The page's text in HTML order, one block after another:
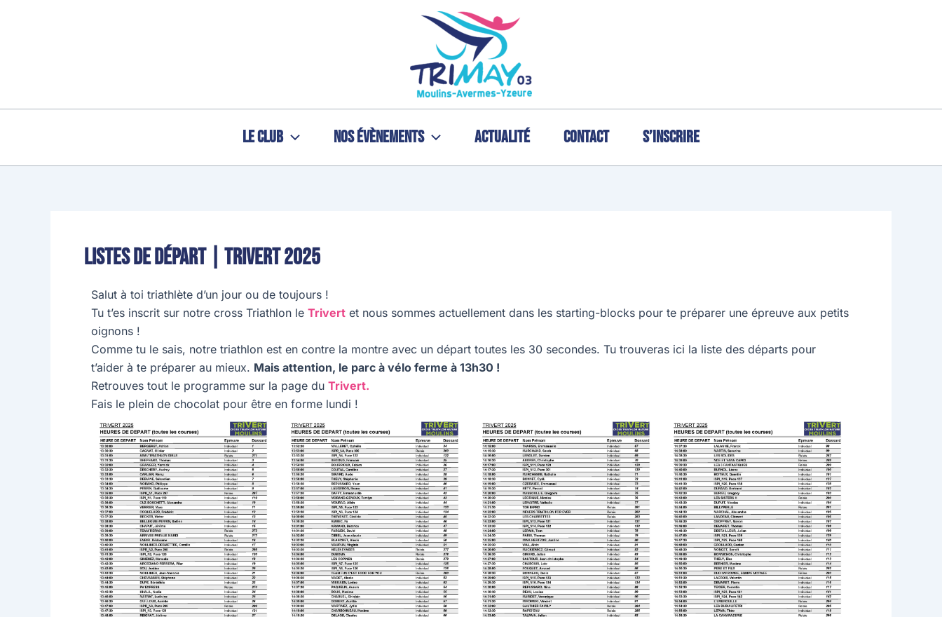
Le Club Nos évènements Actualité Contact S’inscrire
Listes de départ | Trivert 2025
Salut à toi triathlète d’un jour ou de toujours !
Tu t’es inscrit sur notre cross Triathlon le Trivert et nous sommes actuellement dans les starting-blocks pour te préparer une épreuve aux petits
oignons !
Comme tu le sais, notre triathlon est en contre la montre avec un départ toutes les 30 secondes. Tu trouveras ici la liste des départs pour
t’aider à te préparer au mieux. Mais attention, le parc à vélo ferme à 13h30 !
Retrouves tout le programme sur la page du Trivert.
Fais le plein de chocolat pour être en forme lundi !